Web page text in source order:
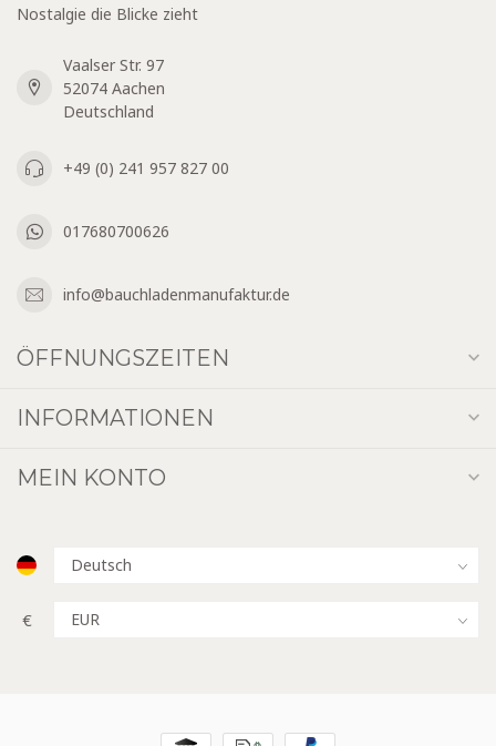
Nostalgie die Blicke zieht
Vaalser Str. 97
52074 Aachen
Deutschland
+49 (0) 241 957 827 00
017680700626
info@bauchladenmanufaktur.de
ÖFFNUNGSZEITEN
INFORMATIONEN
MEIN KONTO
€